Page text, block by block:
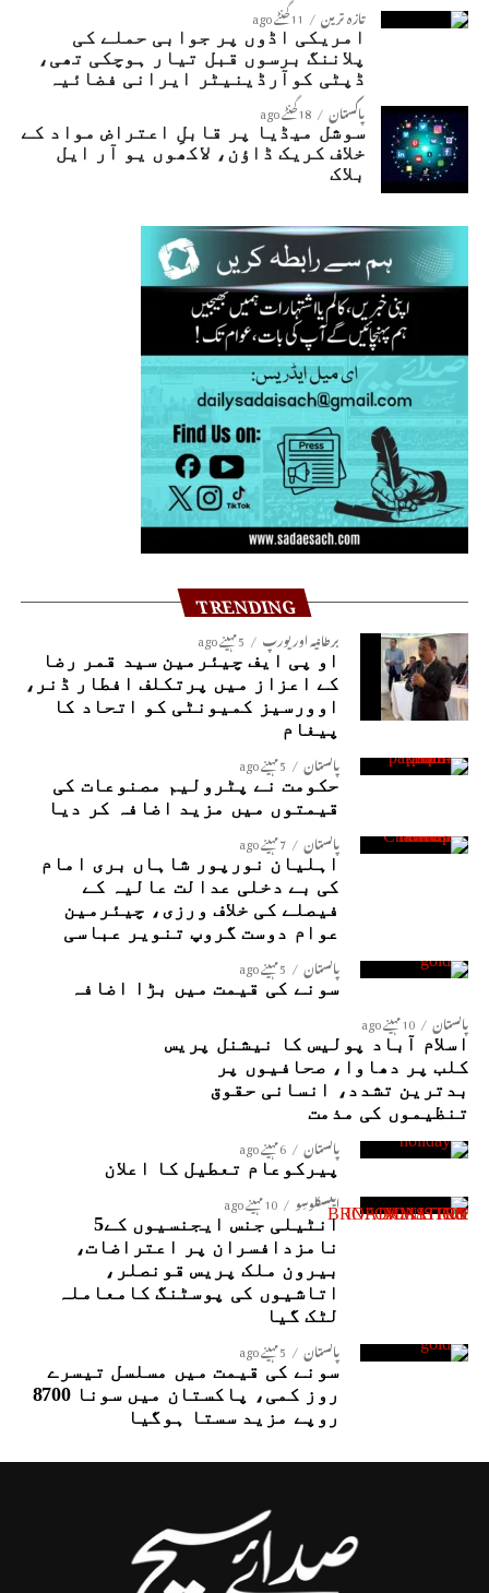
تازہ ترین 11 گھنٹے ago
امریکی اڈوں پر جوابی حملے کی
پلاننگ برسوں قبل تیار ہوچکی تھی،
ڈپٹی کوآرڈینیٹر ایرانی فضائیہ
پاکستان 18 گھنٹے ago
سوشل میڈیا پر قابلِ اعتراض مواد کے
خلاف کریک ڈاؤن، لاکھوں یو آر ایل
بلاک
TRENDING
برطانیہ اور یورپ 5 مہینے ago
او پی ایف چیئرمین سید قمر رضا
کے اعزاز میں پرتکلف افطار ڈنر،
اوورسیز کمیونٹی کو اتحاد کا
پیغام
پاکستان 5 مہینے ago
حکومت نے پٹرولیم مصنوعات کی
قیمتوں میں مزید اضافہ کر دیا
پاکستان 7 مہینے ago
اہلیان نورپور شاہاں بری امام
کی بے دخلی عدالت عالیہ کے
فیصلے کی خلاف ورزی، چیئرمین
عوام دوست گروپ تنویر عباسی
پاکستان 5 مہینے ago
سونے کی قیمت میں بڑا اضافہ
پاکستان 10 مہینے ago
اسلام آباد پولیس کا نیشنل پریس
کلب پر دھاوا، صحافیوں پر
بدترین تشدد، انسانی حقوق
تنظیموں کی مذمت
پاکستان 6 مہینے ago
پیرکوعام تعطیل کا اعلان
ایکسکلوسِو 10 مہینے ago
انٹیلی جنس ایجنسیوں کے5
نامزدافسران پر اعتراضات،
بیرون ملک پریس قونصلر،
اتاشیوں کی پوسٹنگ کامعاملہ
لٹک گیا
پاکستان 5 مہینے ago
سونے کی قیمت میں مسلسل تیسرے
روز کمی، پاکستان میں سونا 8700
روپے مزید سستا ہوگیا